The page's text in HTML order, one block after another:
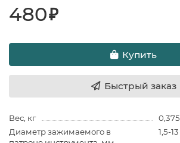
480₽
Купить
Быстрый заказ
Вес, кг
0,375
Диаметр зажимаемого в
1,5-13